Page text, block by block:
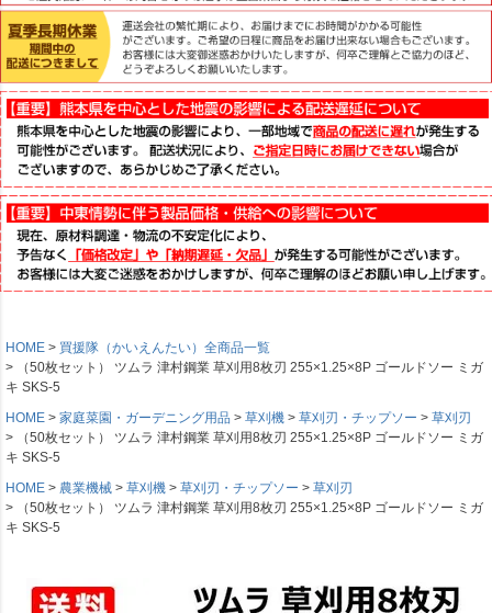
HOME
買援隊（かいえんたい）全商品一覧
（50枚セット） ツムラ 津村鋼業 草刈用8枚刃 255×1.25×8P ゴールドソー ミガ
キ SKS-5
HOME
家庭菜園・ガーデニング用品 草刈機 草刈刃・チップソー
草刈刃
（50枚セット） ツムラ 津村鋼業 草刈用8枚刃 255×1.25×8P ゴールドソー ミガ
キ SKS-5
HOME
農業機械 草刈機 草刈刃・チップソー
草刈刃
（50枚セット） ツムラ 津村鋼業 草刈用8枚刃 255×1.25×8P ゴールドソー ミガ
キ SKS-5